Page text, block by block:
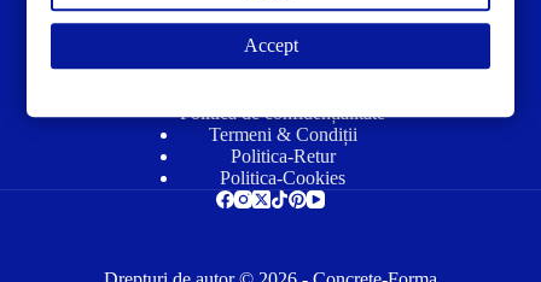
Link-uri utile
Politică de confidențialitate
Termeni & Condiții
Politica-Retur
Politica-Cookies
Accept